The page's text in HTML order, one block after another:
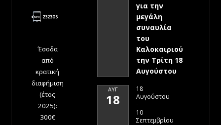
Έσοδα
από
κρατική
διαφήμιση
(έτος
2025):
300€
για την
μεγάλη
συναυλία
του
Καλοκαιριού
την Τρίτη 18
Αυγούστου
ΑΥΓ
18
18
Αυγούστου
-
10
Σεπτεμβρίου